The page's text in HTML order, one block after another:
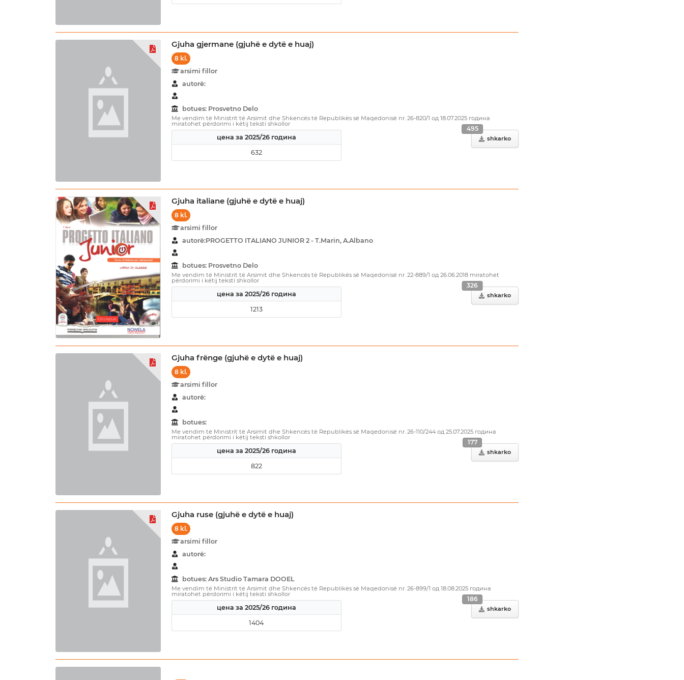
Gjuha gjermane (gjuhë e dytë e huaj)
8 kl.
arsimi fillor
autorë:
botues: Prosvetno Delo
Me vendim të Ministrit të Arsimit dhe Shkencës të Republikës së Maqedonisë nr. 26-820/1 од 18.07.2025 година
miratohet përdorimi i këtij teksti shkollor
цена за 2025/26 година
632
shkarko
495
Gjuha italiane (gjuhë e dytë e huaj)
8 kl.
arsimi fillor
autorë:PROGETTO ITALIANO JUNIOR 2 - T.Marin, A.Albano
botues: Prosvetno Delo
Me vendim të Ministrit të Arsimit dhe Shkencës të Republikës së Maqedonisë nr. 22-889/1 од 26.06.2018 miratohet
përdorimi i këtij teksti shkollor
цена за 2025/26 година
1213
shkarko
326
Gjuha frënge (gjuhë e dytë e huaj)
8 kl.
arsimi fillor
autorë:
botues:
Me vendim të Ministrit të Arsimit dhe Shkencës të Republikës së Maqedonisë nr. 26-110/244 од 25.07.2025 година
miratohet përdorimi i këtij teksti shkollor
цена за 2025/26 година
822
shkarko
177
Gjuha ruse (gjuhë e dytë e huaj)
8 kl.
arsimi fillor
autorë:
botues: Ars Studio Tamara DOOEL
Me vendim të Ministrit të Arsimit dhe Shkencës të Republikës së Maqedonisë nr. 26-899/1 од 18.08.2025 година
miratohet përdorimi i këtij teksti shkollor
цена за 2025/26 година
1404
shkarko
186